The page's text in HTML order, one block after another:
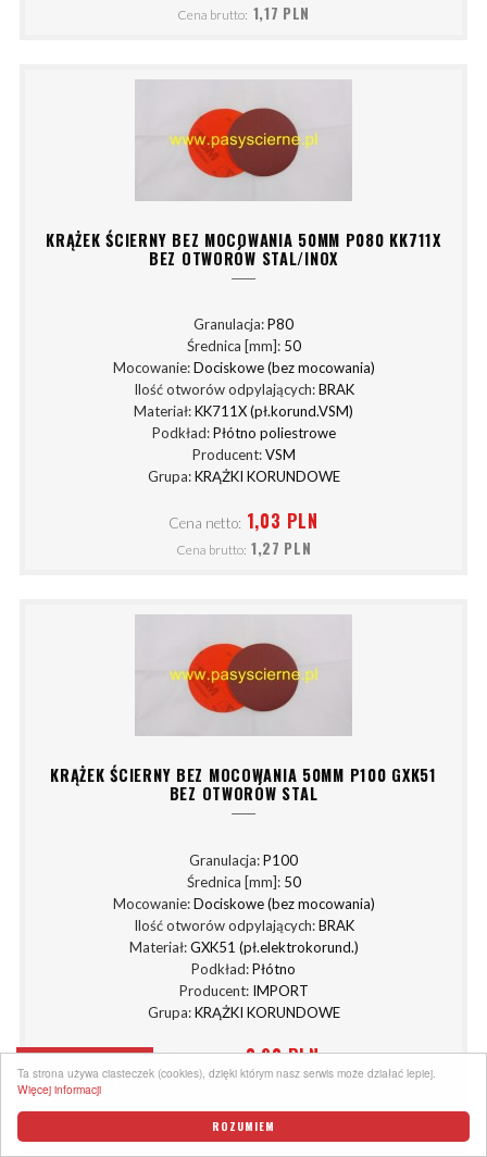
ROZUMIEM
Ta strona używa ciasteczek (cookies), dzięki którym nasz serwis może działać lepiej.
Więcej informacji
FILTRY
Cena brutto: 1,17 PLN
KRĄŻEK ŚCIERNY BEZ MOCOWANIA 50MM P080 KK711X
BEZ OTWORÓW STAL/INOX
Granulacja:P80
Średnica [mm]: 50
Mocowanie:Dociskowe (bez mocowania)
Ilość otworów odpylających:BRAK
Materiał:KK711X (pł.korund.VSM)
Podkład:Płótno poliestrowe
Producent:VSM
Grupa:KRĄŻKI KORUNDOWE
Cena netto: 1,03 PLN
Cena brutto: 1,27 PLN
KRĄŻEK ŚCIERNY BEZ MOCOWANIA 50MM P100 GXK51
BEZ OTWORÓW STAL
Granulacja:P100
Średnica [mm]: 50
Mocowanie:Dociskowe (bez mocowania)
Ilość otworów odpylających:BRAK
Materiał:GXK51 (pł.elektrokorund.)
Podkład:Płótno
Producent: IMPORT
Grupa:KRĄŻKI KORUNDOWE
Cena netto: 0,90 PLN
Cena brutto: 1,11 PLN